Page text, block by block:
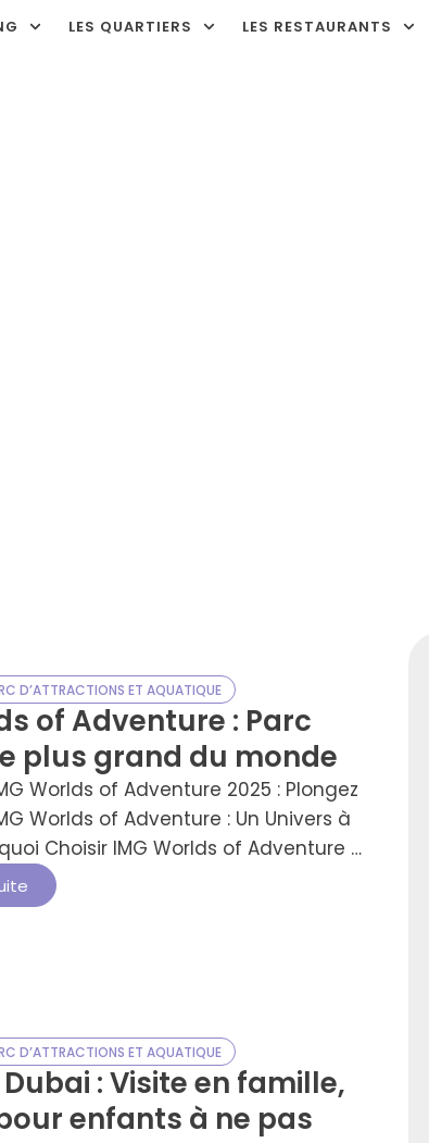
LES QUARTIERS LES RESTAURANTS
D’ATTRACTIONS ET AQUATIQUE
of Adventure : Parc
plus grand du monde
Worlds of Adventure 2025 : Plongez
Worlds of Adventure : Un Univers à
Choisir IMG Worlds of Adventure ?
qui vous attendent Tarifs et
Worlds of Adventure Profitez au
D’ATTRACTIONS ET AQUATIQUE
Dubai : Visite en famille,
enfants à ne pas